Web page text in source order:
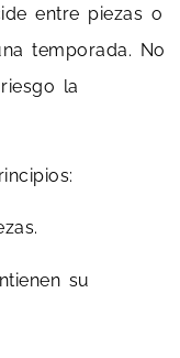
entre piezas o
temporada. No
la
su